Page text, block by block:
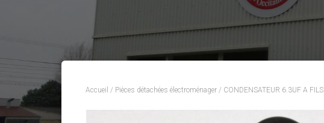
Accueil / Pièces détachées électroménager / CONDENSATEUR 6.3UF A FILS